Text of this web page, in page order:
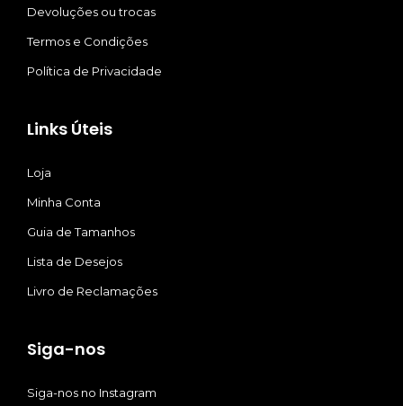
Devoluções ou trocas
Termos e Condições
Política de Privacidade
Links Úteis
Loja
Minha Conta
Guia de Tamanhos
Lista de Desejos
Livro de Reclamações
Siga-nos
Siga-nos no Instagram